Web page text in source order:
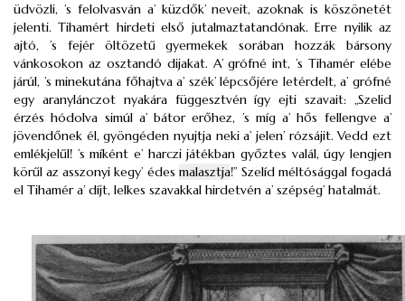
üdvözli, ’s felolvasván a’ küzdők’ neveit, azoknak is köszönetét
jelenti. Tihamért hirdeti első jutalmaztatandónak. Erre nyilik az
ajtó, ’s fejér öltözetű gyermekek sorában hozzák bársony
vánkosokon az osztandó dijakat. A’ grófné int, ’s Tihamér elébe
járúl, ’s minekutána főhajtva a’ szék’ lépcsőjére letérdelt, a’ grófné
egy aranylánczot nyakára függesztvén így ejti szavait: „Szelid
érzés hódolva simúl a’ bátor erőhez, ’s míg a’ hős fellengve a’
jövendőnek él, gyöngéden nyujtja neki a’ jelen’ rózsájit. Vedd ezt
emlékjelűl! ’s míként e’ harczi játékban győztes valál, úgy lengjen
körűl az asszonyi kegy’ édes malasztja!” Szelíd méltósággal fogadá
el Tihamér a’ díjt, lelkes szavakkal hirdetvén a’ szépség’ hatalmát.